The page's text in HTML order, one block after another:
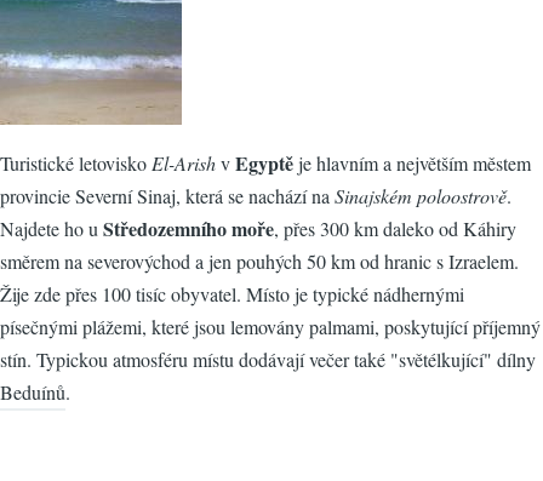
Turistické letovisko El-ArishvEgyptěje hlavním a největším městem
provincie Severní Sinaj, která se nachází na Sinajském poloostrově.
Najdete ho u Středozemního moře, přes 300 km daleko od Káhiry
směrem na severovýchod a jen pouhých 50 km od hranic s Izraelem.
Žije zde přes 100 tisíc obyvatel. Místo je typické nádhernými
písečnými plážemi, které jsou lemovány palmami, poskytující příjemný
stín. Typickou atmosféru místu dodávají večer také "světélkující" dílny
Beduínů.